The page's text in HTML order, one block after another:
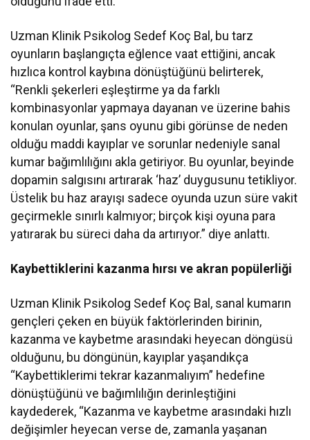
Uzman Klinik Psikolog Sedef Koç Bal, bu tarz
oyunların başlangıçta eğlence vaat ettiğini, ancak
hızlıca kontrol kaybına dönüştüğünü belirterek,
“Renkli şekerleri eşleştirme ya da farklı
kombinasyonlar yapmaya dayanan ve üzerine bahis
konulan oyunlar, şans oyunu gibi görünse de neden
olduğu maddi kayıplar ve sorunlar nedeniyle sanal
kumar bağımlılığını akla getiriyor. Bu oyunlar, beyinde
dopamin salgısını artırarak ‘haz’ duygusunu tetikliyor.
Üstelik bu haz arayışı sadece oyunda uzun süre vakit
geçirmekle sınırlı kalmıyor; birçok kişi oyuna para
yatırarak bu süreci daha da artırıyor.” diye anlattı.
Kaybettiklerini kazanma hırsı ve akran popülerliği
Uzman Klinik Psikolog Sedef Koç Bal, sanal kumarın
gençleri çeken en büyük faktörlerinden birinin,
kazanma ve kaybetme arasındaki heyecan döngüsü
olduğunu, bu döngünün, kayıplar yaşandıkça
“Kaybettiklerimi tekrar kazanmalıyım” hedefine
dönüştüğünü ve bağımlılığın derinleştiğini
kaydederek, “Kazanma ve kaybetme arasındaki hızlı
değişimler heyecan verse de, zamanla yaşanan